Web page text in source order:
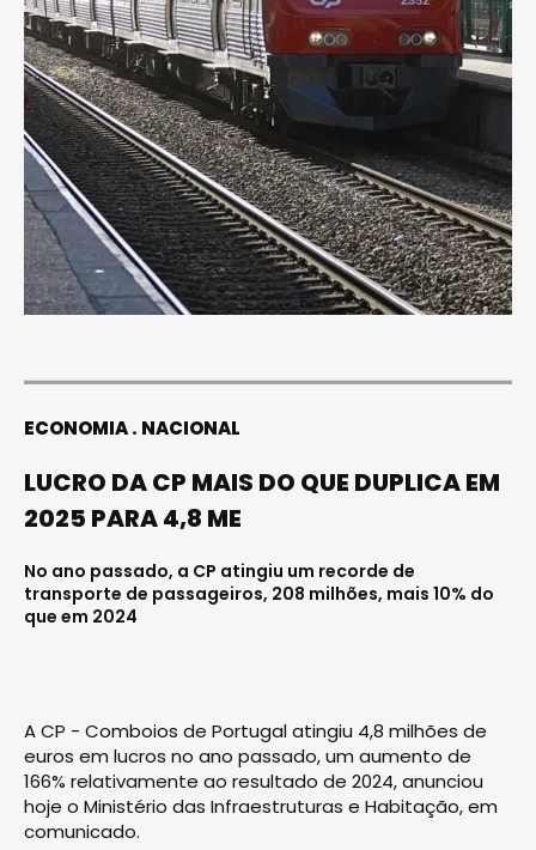
ECONOMIA NACIONAL
LUCRO DA CP MAIS DO QUE DUPLICA EM
2025 PARA 4,8 ME
No ano passado, a CP atingiu um recorde de
transporte de passageiros, 208 milhões, mais 10% do
que em 2024
A CP - Comboios de Portugal atingiu 4,8 milhões de
euros em lucros no ano passado, um aumento de
166% relativamente ao resultado de 2024, anunciou
hoje o Ministério das Infraestruturas e Habitação, em
comunicado.